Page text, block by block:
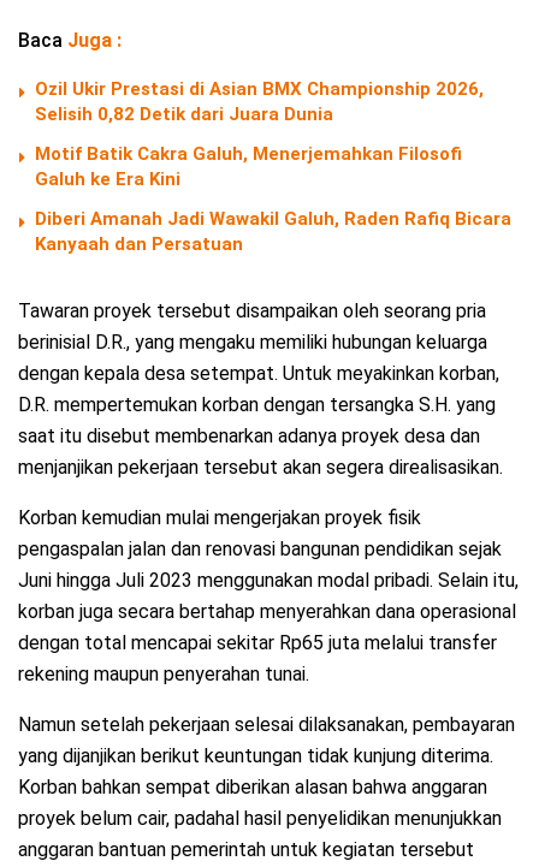
Baca Juga :
Ozil Ukir Prestasi di Asian BMX Championship 2026,
Selisih 0,82 Detik dari Juara Dunia
Motif Batik Cakra Galuh, Menerjemahkan Filosofi
Galuh ke Era Kini
Diberi Amanah Jadi Wawakil Galuh, Raden Rafiq Bicara
Kanyaah dan Persatuan
Tawaran proyek tersebut disampaikan oleh seorang pria
berinisial D.R., yang mengaku memiliki hubungan keluarga
dengan kepala desa setempat. Untuk meyakinkan korban,
D.R. mempertemukan korban dengan tersangka S.H. yang
saat itu disebut membenarkan adanya proyek desa dan
menjanjikan pekerjaan tersebut akan segera direalisasikan.
Korban kemudian mulai mengerjakan proyek fisik
pengaspalan jalan dan renovasi bangunan pendidikan sejak
Juni hingga Juli 2023 menggunakan modal pribadi. Selain itu,
korban juga secara bertahap menyerahkan dana operasional
dengan total mencapai sekitar Rp65 juta melalui transfer
rekening maupun penyerahan tunai.
Namun setelah pekerjaan selesai dilaksanakan, pembayaran
yang dijanjikan berikut keuntungan tidak kunjung diterima.
Korban bahkan sempat diberikan alasan bahwa anggaran
proyek belum cair, padahal hasil penyelidikan menunjukkan
anggaran bantuan pemerintah untuk kegiatan tersebut